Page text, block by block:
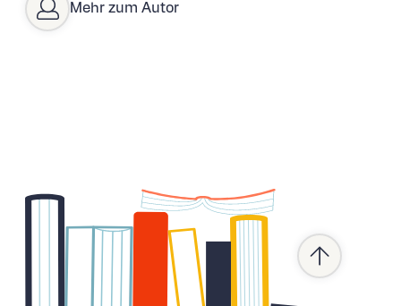
Mehr zum Autor